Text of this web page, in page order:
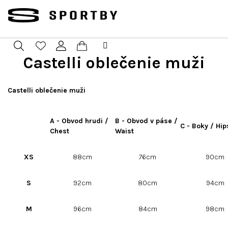
obsah
Hľadať PrihlásenieNákupný
košík
Castelli oblečenie muži
Castelli oblečenie muži
A - Obvod hrudi /
Chest
B - Obvod v páse /
Waist
C - Boky /
XS 88cm 76cm 90cm
S 92cm 80cm 94cm
M 96cm 84cm 98cm